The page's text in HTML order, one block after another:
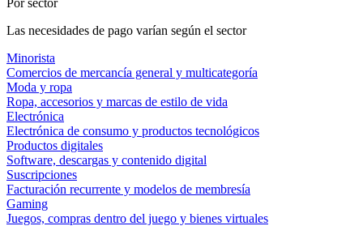
Por sector
Las necesidades de pago varían según el sector
Minorista
Comercios de mercancía general y multicategoría
Moda y ropa
Ropa, accesorios y marcas de estilo de vida
Electrónica
Electrónica de consumo y productos tecnológicos
Productos digitales
Software, descargas y contenido digital
Suscripciones
Facturación recurrente y modelos de membresía
Gaming
Juegos, compras dentro del juego y bienes virtuales